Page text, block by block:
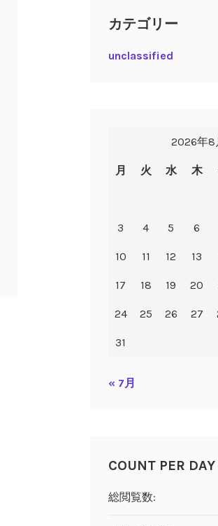
カテゴリー
unclassified
2026年8
月 火 水 木
3 4 5 6
10 11 12 13
17 18 19 20
24 25 26 27
31
« 7月
COUNT PER DAY
総閲覧数: